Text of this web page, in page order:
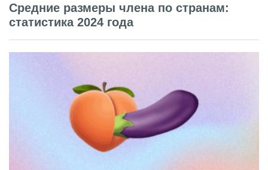
Средние размеры члена по странам:
статистика 2024 года